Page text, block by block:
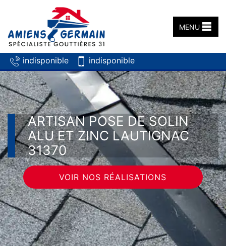
indisponible indisponible
MENU
ARTISAN POSE DE SOLIN
ALU ET ZINC LAUTIGNAC
31370
VOIR NOS RÉALISATIONS